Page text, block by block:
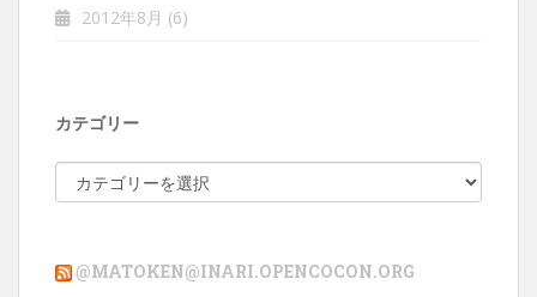
2012年8月 (6)
カテゴリー
テ
ー
@MATOKEN@INARI.OPENCOCON.ORG